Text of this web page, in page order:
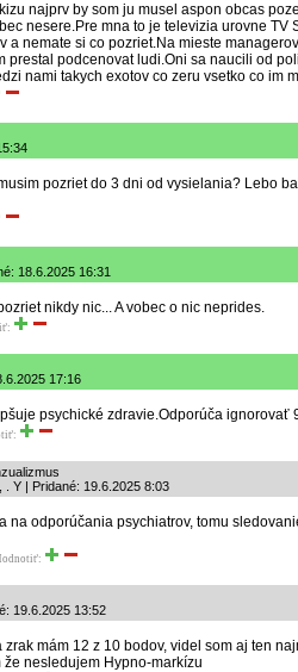
najprv by som ju musel aspon obcas
nesere.Pre mna to je televizia urovne TV
a nemate si co pozriet.Na mieste
prestal podcenovat ludi.Oni sa naucili od
nami takych exotov co zeru vsetko co im
pozriet do 3 dni od vysielania? Lebo
18.6.2025 16:31
nikdy nic... A vobec o nic neprides.
17:16
psychické zdravie.Odporúča ignorovať
Y | Pridané: 19.6.2025 8:03
na odporúčania psychiatrov, tomu
19.6.2025 13:52
zrak mám 12 z 10 bodov, videl som aj ten
že nesledujem Hypno-markízu